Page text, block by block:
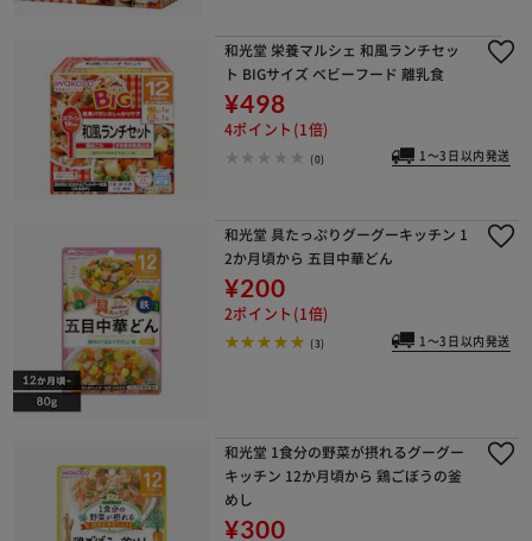
和光堂 栄養マルシェ 和風ランチセッ
ト BIGサイズ べビーフード 離乳食
¥498
4ポイント(1倍)
(0) 1～3日以内発送
和光堂 具たっぷりグーグーキッチン 1
2か月頃から 五目中華どん
¥200
2ポイント(1倍)
(3) 1～3日以内発送
和光堂 1食分の野菜が摂れるグーグー
キッチン 12か月頃から 鶏ごぼうの釜
めし
¥300